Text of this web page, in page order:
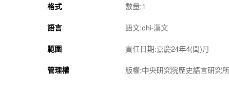
格式 數量:1
語言 語文:chi-漢文
範圍 責任日期:嘉慶24年4(閏)月
管理權 版權:中央研究院歷史語言研究